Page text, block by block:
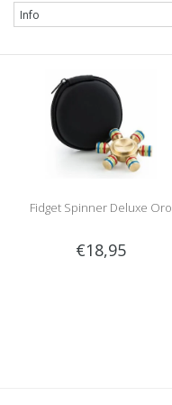
Fidget Spinner Deluxe Oro
€18,95